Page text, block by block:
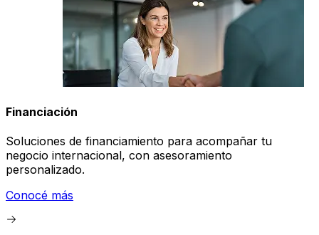
Financiación
Soluciones de financiamiento para acompañar tu
negocio internacional, con asesoramiento
personalizado.
Conocé más